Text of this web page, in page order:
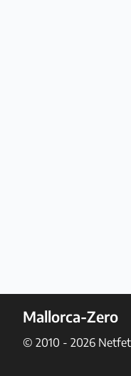
Mallorca-Zero
© 2010 - 2026